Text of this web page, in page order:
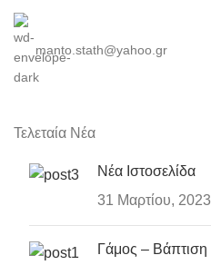
manto.stath@yahoo.gr
Τελεταία Νέα
Νέα Ιστοσελίδα
31 Μαρτίου, 2023
Γάμος – Βάπτιση